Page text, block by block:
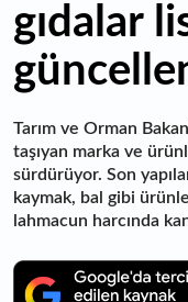
gıdalar
Tarım ve Orman
taşıyan marka ve
sürdürüyor. Son
kaymak, bal gibi
lahmacun harcında